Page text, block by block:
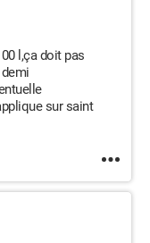
l,ça doit pas
sur saint